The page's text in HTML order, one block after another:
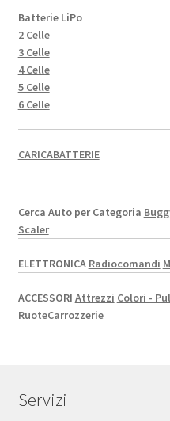
Batterie LiPo
2 Celle
3 Celle
4 Celle
5 Celle
6 Celle
CARICABATTERIE
Cerca Auto per Categoria
Scaler
ELETTRONICA Radiocomandi
ACCESSORI Attrezzi Colori -
RuoteCarrozzerie
Servizi